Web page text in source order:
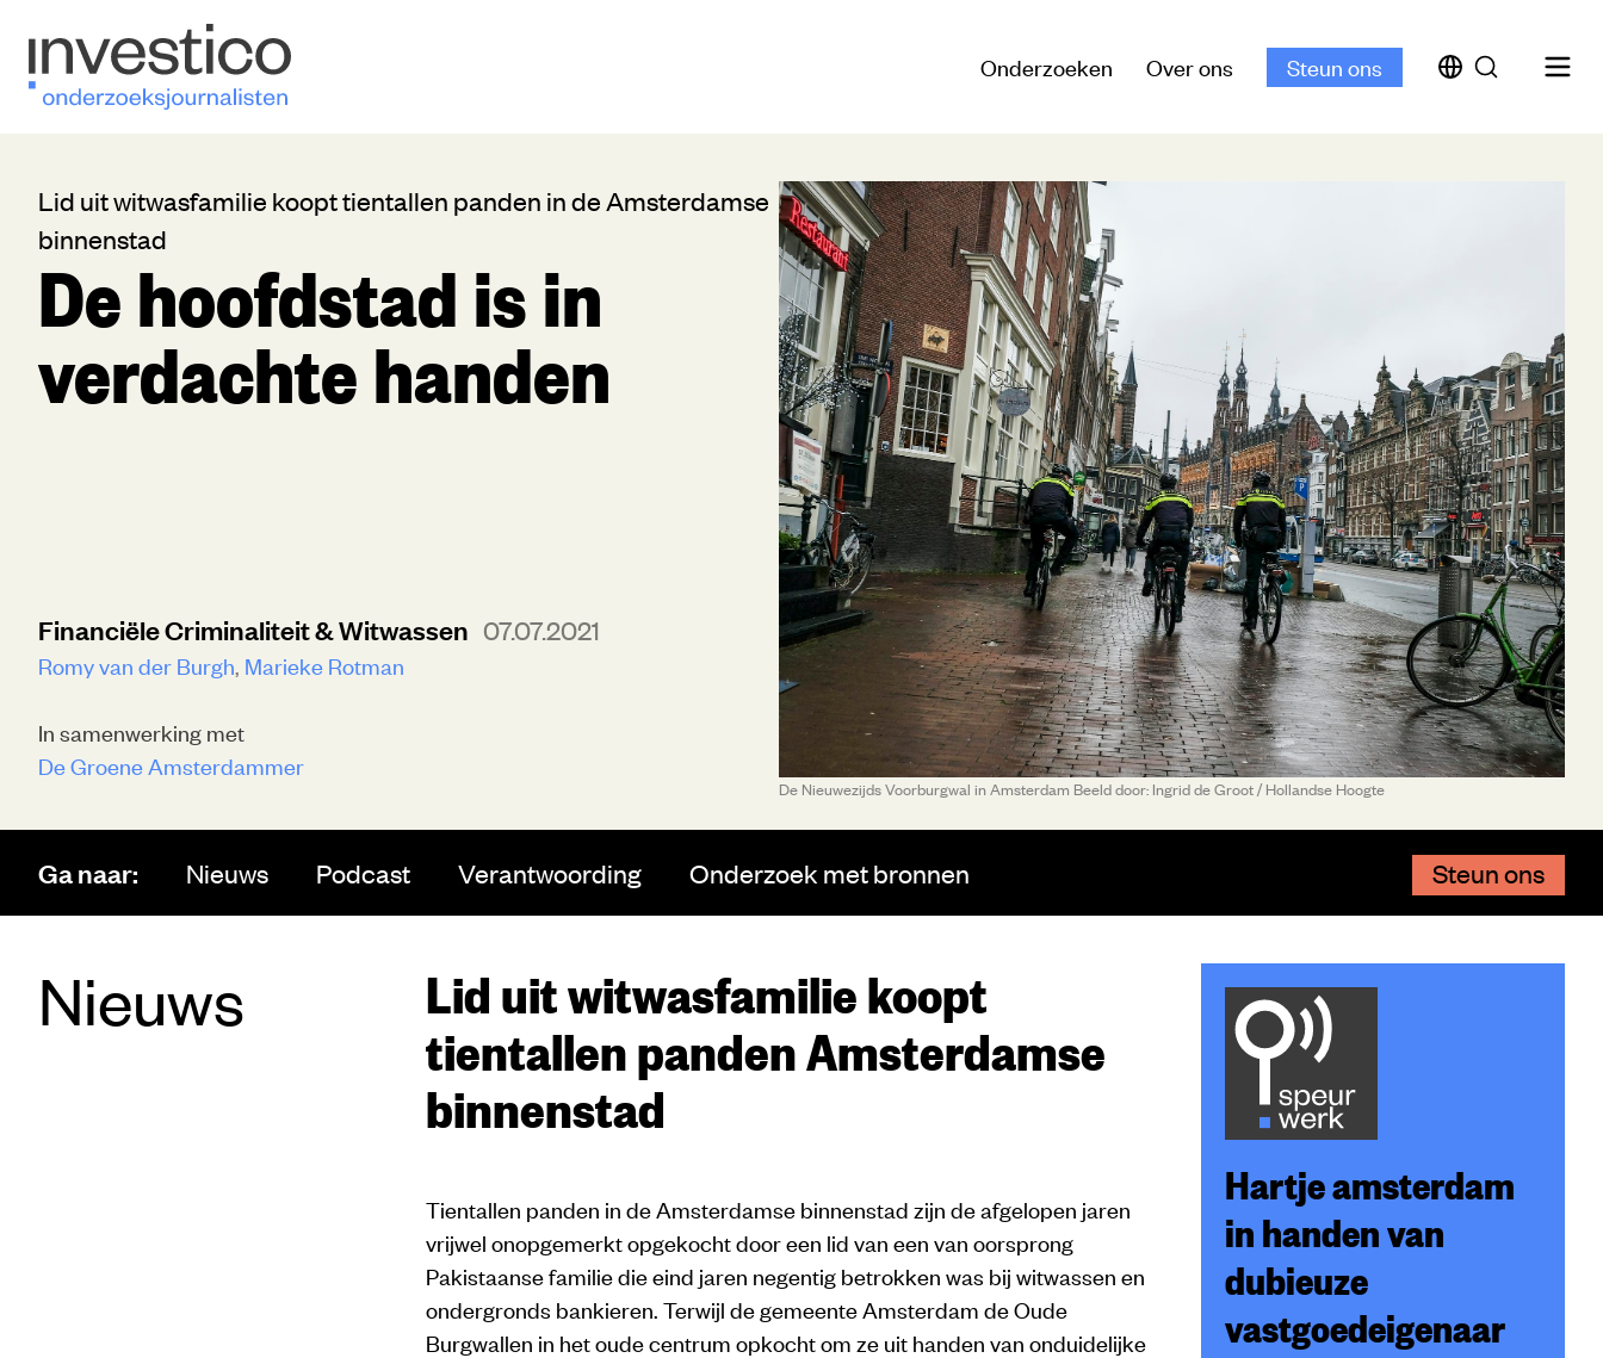
Onderzoeken Over ons Steun ons
Lid uit witwasfamilie koopt tientallen panden in de Amsterdamse
binnenstad
De hoofdstad is in
verdachte handen
Financiële Criminaliteit & Witwassen 07.07.2021
Romy van der Burgh Marieke Rotman
In samenwerking met
De Groene Amsterdammer
De Nieuwezijds Voorburgwal in Amsterdam Beeld door: Ingrid de Groot / Hollandse Hoogte
Ga naar: Nieuws Podcast Verantwoording Onderzoek met bronnen Steun ons
Nieuws
Lid uit witwasfamilie koopt
tientallen panden Amsterdamse
binnenstad
Tientallen panden in de Amsterdamse binnenstad zijn de afgelopen jaren
vrijwel onopgemerkt opgekocht door een lid van een van oorsprong
Pakistaanse familie die eind jaren negentig betrokken was bij witwassen en
ondergronds bankieren. Terwijl de gemeente Amsterdam de Oude
Burgwallen in het oude centrum opkocht om ze uit handen van onduidelijke
Hartje amsterdam
in handen van
dubieuze
vastgoedeigenaar